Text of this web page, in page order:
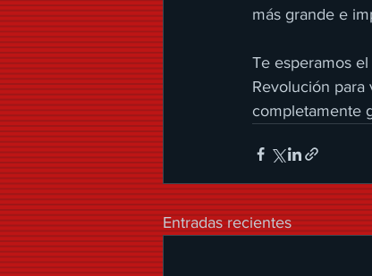
más grande e
Te esperamos
Revolución
completamente
Entradas recientes